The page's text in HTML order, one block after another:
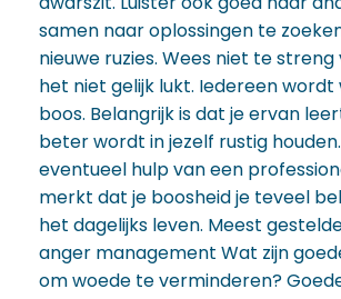
samen naar oplossingen te
nieuwe ruzies. Wees niet te
het niet gelijk lukt. Iedereen wordt
boos. Belangrijk is dat je ervan
beter wordt in jezelf rustig
eventueel hulp van een
merkt dat je boosheid je teveel
het dagelijks leven. Meest
anger management Wat zijn
om woede te verminderen?